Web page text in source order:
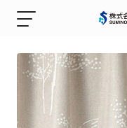
ナ
ゲ
ン
株
会
社
ノ